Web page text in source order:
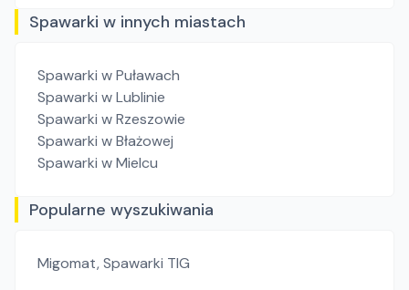
Spawarki w innych miastach
Spawarki w Puławach
Spawarki w Lublinie
Spawarki w Rzeszowie
Spawarki w Błażowej
Spawarki w Mielcu
Popularne wyszukiwania
Migomat,Spawarki TIG